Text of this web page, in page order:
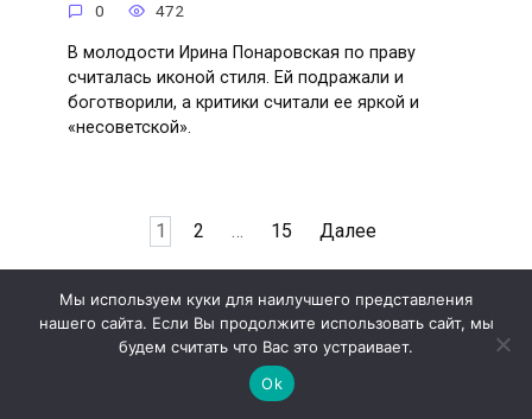
0 472
В молодости Ирина Понаровская по праву
считалась иконой стиля. Ей подражали и
боготворили, а критики считали ее яркой и
«несоветской».
1 2 … 15 Далее
© 2026 Секреты красоты noelle.ru- Новое из мира моды,
Обращаем ваше внимание на то, что данный интернет-
Мы используем куки для наилучшего представления
нашего сайта. Если Вы продолжите использовать сайт, мы
будем считать что Вас это устраивает.
Ok